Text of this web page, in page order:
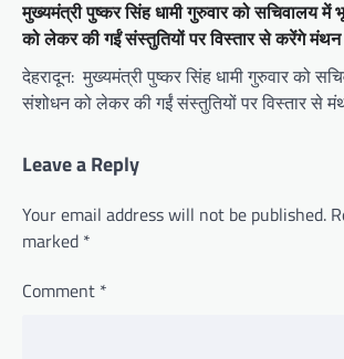
मुख्यमंत्री पुष्कर सिंह धामी गुरुवार को सचिवालय
को लेकर की गईं संस्तुतियों पर विस्तार से करेंगे मंथन
देहरादून: मुख्यमंत्री पुष्कर सिंह धामी गुरुवार को
संशोधन को लेकर की गईं संस्तुतियों पर विस्तार से
Leave a Reply
Your email address will not be published.
marked *
Comment *